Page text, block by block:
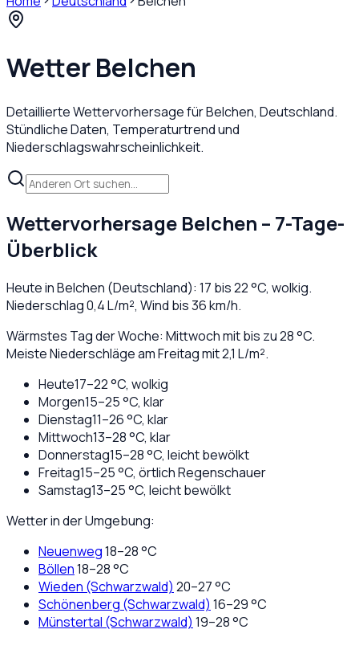
WetterBelchen
Detaillierte Wettervorhersage fürBelchen, Deutschland.
Stündliche Daten, Temperaturtrend und
Niederschlagswahrscheinlichkeit.
Wettervorhersage Belchen – 7-Tage-
Überblick
Heute inBelchen (Deutschland): 17 bis22°C, wolkig.
Niederschlag0,4L/m², Wind bis36km/h.
Wärmstes Tag der Woche: Mittwoch mit bis zu 28 °C.
Meiste Niederschläge am Freitag mit 2,1 L/m².
Heute17–22°C, wolkig
Morgen15–25°C, klar
Dienstag11–26°C, klar
Mittwoch13–28°C, klar
Donnerstag15–28°C, leicht bewölkt
Freitag15–25°C, örtlich Regenschauer
Samstag13–25°C, leicht bewölkt
Wetter in der Umgebung:
Neuenweg18–28°C
Böllen18–28°C
Wieden (Schwarzwald) 20–27°C
Schönenberg (Schwarzwald) 16–29°C
Münstertal (Schwarzwald) 19–28°C